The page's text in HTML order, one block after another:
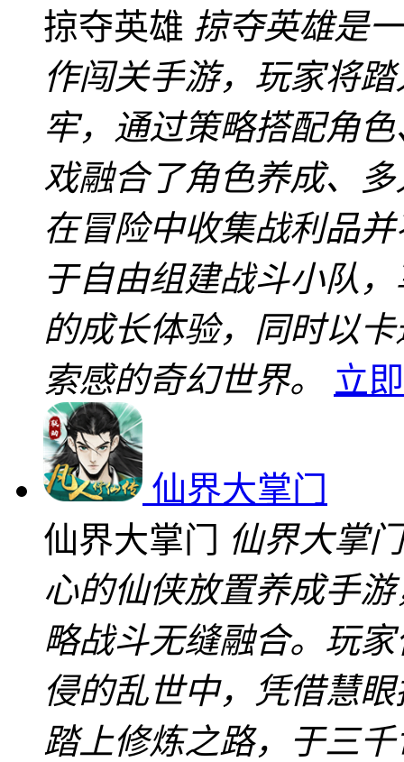
掠夺英雄 掠夺英雄是
作闯关手游，玩家将
牢，通过策略搭配角
戏融合了角色养成、
在冒险中收集战利品
于自由组建战斗小队
的成长体验，同时以
索感的奇幻世界。
立
仙界大掌门
仙界大掌门 仙界大掌
心的仙侠放置养成手
略战斗无缝融合。玩
侵的乱世中，凭借慧
踏上修炼之路，于三